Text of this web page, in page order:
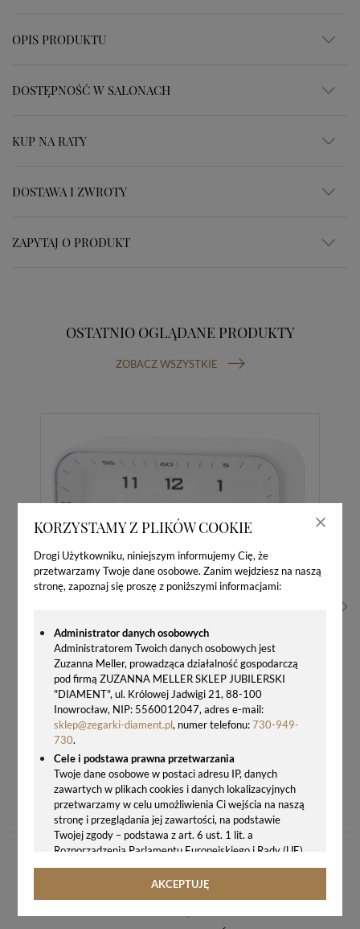
KORZYSTAMY Z PLIKÓW COOKIE
Drogi Użytkowniku, niniejszym informujemy Cię, że
przetwarzamy Twoje dane osobowe. Zanim wejdziesz na naszą
stronę, zapoznaj się proszę z poniższymi informacjami:
Administrator danych osobowych
Administratorem Twoich danych osobowych jest
Zuzanna Meller, prowadząca działalność gospodarczą
pod firmą ZUZANNA MELLER SKLEP JUBILERSKI
"DIAMENT", ul. Królowej Jadwigi 21, 88-100
Inowrocław, NIP: 5560012047, adres e-mail:
sklep@zegarki-diament.pl, numer telefonu:730-949-
730.
Cele i podstawa prawna przetwarzania
Twoje dane osobowe w postaci adresu IP, danych
zawartych w plikach cookies i danych lokalizacyjnych
przetwarzamy w celu umożliwienia Ci wejścia na naszą
stronę i przeglądania jej zawartości, na podstawie
Twojej zgody – podstawa z art. 6 ust. 1 lit. a
Rozporządzenia Parlamentu Europejskiego i Rady (UE)
2016/679 z 27.04.2016 r. w sprawie ochrony osób
fizycznych w związku z przetwarzaniem danych
AKCEPTUJĘ
OPIS PRODUKTU
DOSTĘPNOŚĆ W SALONACH
KUP NA RATY
DOSTAWA I ZWROTY
ZAPYTAJ O PRODUKT
OSTATNIO OGLĄDANE PRODUKTY
ZOBACZ WSZYSTKIE
BUDZIK STEROWANY RADIOWO BIAŁY JVD RB977.2
98,00 zł